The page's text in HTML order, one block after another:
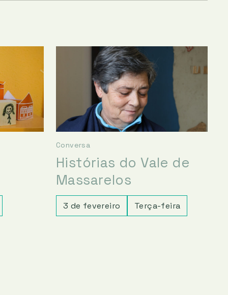
Conversa
Histórias do Vale de
Massarelos
3 de fevereiro Terça-feira